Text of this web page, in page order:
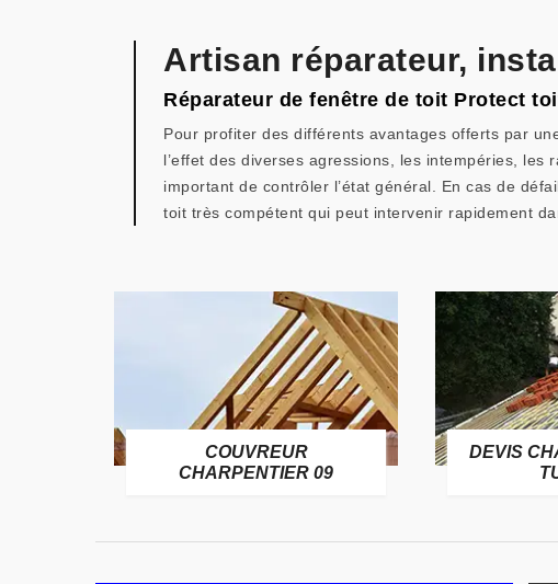
Artisan réparateur,
Réparateur de fenêtre de toit Protect
Pour profiter des différents avantages offerts par
l’effet des diverses agressions, les intempéries,
important de contrôler l’état général. En cas de
toit très compétent qui peut intervenir rapidement
COUVREUR
CHARPENTIER 09
DEVIS